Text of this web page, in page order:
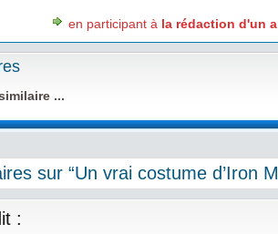
en participant à la rédaction d'un
...
sur “Un vrai costume d’Iron
: